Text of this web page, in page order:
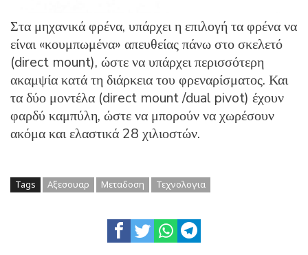
Στα μηχανικά φρένα, υπάρχει η επιλογή τα φρένα να
είναι «κουμπωμένα» απευθείας πάνω στο σκελετό
(direct mount), ώστε να υπάρχει περισσότερη
ακαμψία κατά τη διάρκεια του φρεναρίσματος. Και
τα δύο μοντέλα (direct mount /dual pivot) έχουν
φαρδύ καμπύλη, ώστε να μπορούν να χωρέσουν
ακόμα και ελαστικά 28 χιλιοστών.
Tags Αξεσουαρ Μεταδοση Τεχνολογια